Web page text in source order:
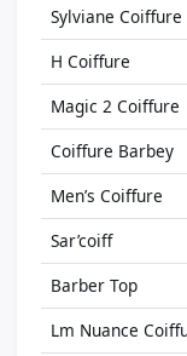
Sylviane Coiffure
H Coiffure
Magic 2 Coiffure
Coiffure Barbey
Men’s Coiffure
Sar’coiff
Barber Top
Lm Nuance